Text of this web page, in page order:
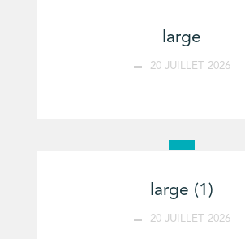
large
20 JUILLET 2026
large (1)
20 JUILLET 2026